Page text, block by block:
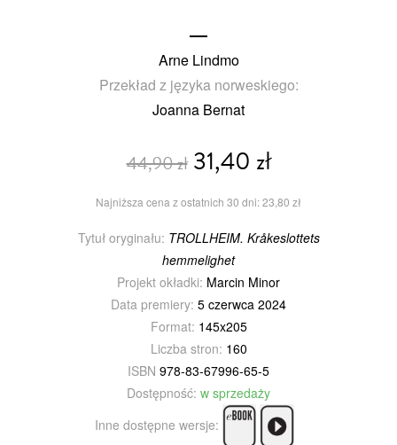
Arne Lindmo
Przekład z języka norweskiego:
Joanna Bernat
44,90 zł31,40 zł
Najniższa cena z ostatnich 30 dni: 23,80 zł
Tytuł oryginału: TROLLHEIM. Kråkeslottets
hemmelighet
Projekt okładki: Marcin Minor
Data premiery: 5 czerwca 2024
Format: 145x205
Liczba stron: 160
ISBN 978-83-67996-65-5
Dostępność: w sprzedaży
Inne dostępne wersje: